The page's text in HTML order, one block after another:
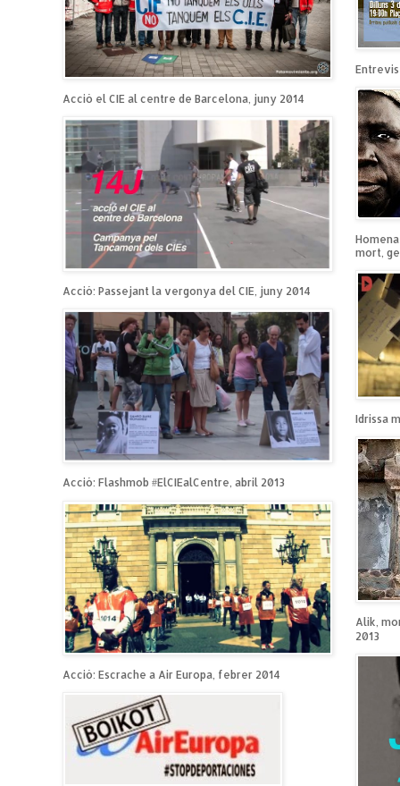
Acció el CIE al centre de Barcelona, juny 2014
Acció: Passejant la vergonya del CIE, juny 2014
Acció: Flashmob #ElCIEalCentre, abril 2013
Acció: Escrache a Air Europa, febrer 2014
mort,
Idrissa
Alik,
2013